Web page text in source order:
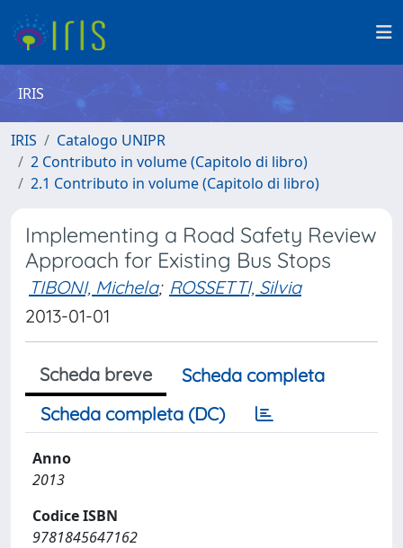
IRIS
IRIS
Catalogo UNIPR
2 Contributo in volume (Capitolo di libro)
2.1 Contributo in volume (Capitolo di libro)
Implementing a Road Safety Review
Approach for Existing Bus Stops
TIBONI, Michela; ROSSETTI, Silvia
2013-01-01
Scheda breve
Scheda completa
Scheda completa (DC)
Anno
2013
Codice ISBN
9781845647162